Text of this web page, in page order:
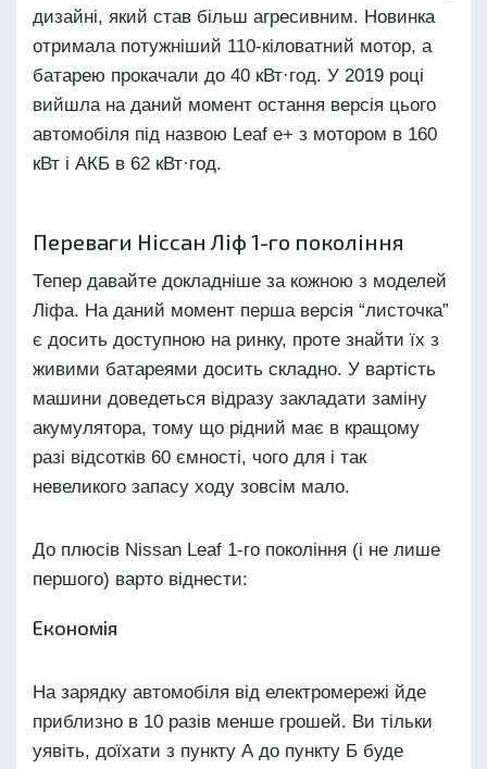
дизайні, який став більш агресивним. Новинка
отримала потужніший 110-кіловатний мотор, а
батарею прокачали до 40 кВт·год. У 2019 році
вийшла на даний момент остання версія цього
автомобіля під назвою Leaf e+ з мотором в 160
кВт і АКБ в 62 кВт·год.
Переваги Ніссан Ліф 1-го покоління
Тепер давайте докладніше за кожною з моделей
Ліфа. На даний момент перша версія “листочка”
є досить доступною на ринку, проте знайти їх з
живими батареями досить складно. У вартість
машини доведеться відразу закладати заміну
акумулятора, тому що рідний має в кращому
разі відсотків 60 ємності, чого для і так
невеликого запасу ходу зовсім мало.
До плюсів Nissan Leaf 1-го покоління (і не лише
першого) варто віднести:
Економія
На зарядку автомобіля від електромережі йде
приблизно в 10 разів менше грошей. Ви тільки
уявіть, доїхати з пункту А до пункту Б буде